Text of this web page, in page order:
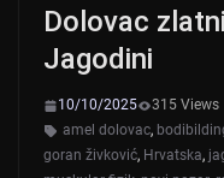
Dolovac
Jagodini
10/10/2025
315 Views
amel dolovac,
goran živković, Hrvatska,